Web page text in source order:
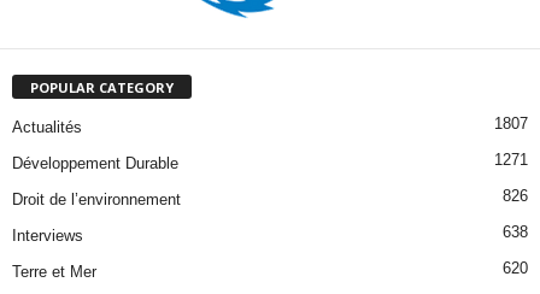
POPULAR CATEGORY
Actualités 1807
Développement Durable 1271
Droit de l’environnement 826
Interviews 638
Terre et Mer 620